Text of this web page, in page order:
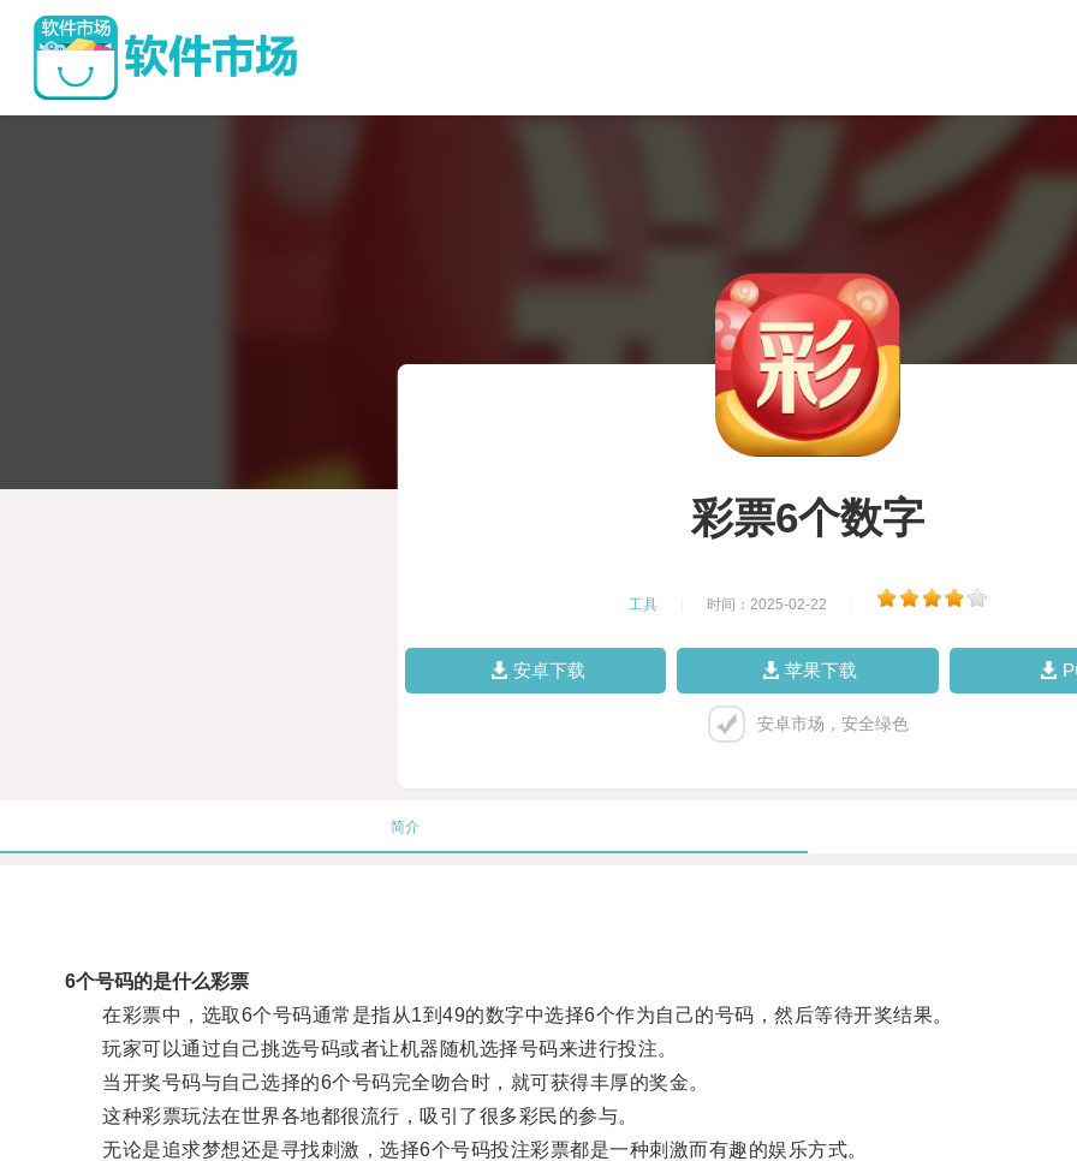
彩票6个数字
工具 时间：2025-02-22
安卓下载 苹果下载
安卓市场，安全绿色
简介
6个号码的是什么彩票
在彩票中，选取6个号码通常是指从1到49的数字中选择6个作为自己的号码，然后等待开奖结果。
玩家可以通过自己挑选号码或者让机器随机选择号码来进行投注。
当开奖号码与自己选择的6个号码完全吻合时，就可获得丰厚的奖金。
这种彩票玩法在世界各地都很流行，吸引了很多彩民的参与。
无论是追求梦想还是寻找刺激，选择6个号码投注彩票都是一种刺激而有趣的娱乐方式。